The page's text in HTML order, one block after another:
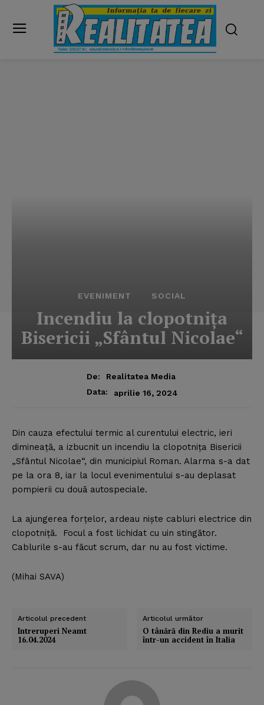
EVENIMENT SOCIAL
Incendiu la clopotniţa
Bisericii „Sfântul Nicolae“
De:
Realitatea Media
Data:
aprilie 16, 2024
Din cauza efectului termic al curentului electric, ieri
dimineaţă, a izbucnit un incendiu la clopotniţa Bisericii
„Sfântul Nicolae“, din municipiul Roman. Alarma s-a dat
pe la ora 8, iar la locul evenimentului s-au deplasat
pompierii cu două autospeciale.
La ajungerea forţelor, ardeau nişte cabluri electrice din
clopotniţă. Focul a fost lichidat cu uin stingător.
Cablurile s-au făcut scrum, dar nu au fost victime.
(Mihai SAVA)
Articolul precedent
Intreruperi Neamt
16.04.2024
Articolul următor
O tânără din Rediu a murit
într-un accident în Italia